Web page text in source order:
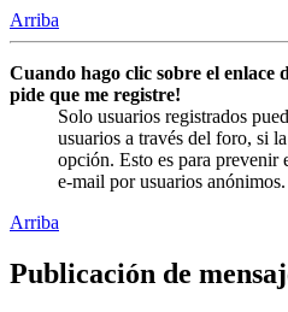
Arriba
Cuando hago clic sobre el enlace
pide que me registre!
Solo usuarios registrados
usuarios a través del foro, si
opción. Esto es para prevenir
e-mail por usuarios anónimos.
Arriba
Publicación de